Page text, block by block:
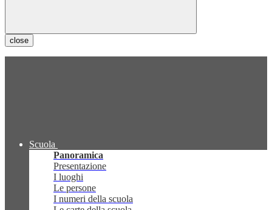
close
Scuola
Panoramica
Presentazione
I luoghi
Le persone
I numeri della scuola